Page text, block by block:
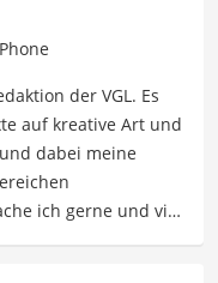
und
dabei zu helfen,
treffen als auch
ihre Bedürfnisse
aus unserer Sicht
Nutzer
der VGL. Es
auf kreative Art und
dabei meine
ich gerne und viel